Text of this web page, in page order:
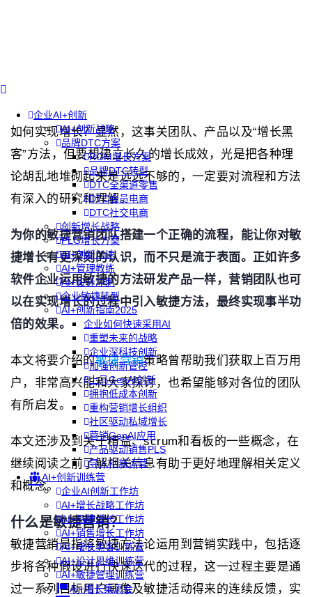
企业AI+创新
AI+创新战略
品牌DTC方案
RGM增长方案
品牌DTC转型
DTC全渠道零售
DTC会员电商
DTC社交电商
创新增长战略
PLG增长方案
AI+创新加速
AI+管理教练
AI+设计冲刺
企业敏捷转型
AI+创新指南2025
企业如何快速采用AI
重塑未来的战略
企业深科技创新
加强创新管控
上马GenAI创新
拥抱低成本创新
重构营销增长组织
社区驱动私域增长
营销GenAI应用
产品驱动销售PLS
导入创新运营
AI+创新训练营
企业AI创新工作坊
AI+增长战略工作坊
AI+品牌增长工作坊
AI+销售增长工作坊
AI+增长黑客训练营
AI+设计思维训练营
AI+敏捷管理训练营
AI+增长集思会
如何实现增长？显然，这事关团队、产品以及“增长黑
客”方法，但要想建立长久的增长成效，光是把各种理
论胡乱地堆砌起来是远远不够的，一定要对流程和方法
有深入的研究和理解。
为你的敏捷营销团队搭建一个正确的流程，能让你对敏
捷增长有更深刻的认识，而不只是流于表面。正如许多
软件企业运用敏捷的方法研发产品一样，营销团队也可
以在实现增长的过程中引入敏捷方法，最终实现事半功
倍的效果。
本文将要介绍的敏捷营销策略曾帮助我们获取上百万用
户，非常高兴能和大家探讨，也希望能够对各位的团队
有所启发。
本文还涉及到关于精益、scrum和看板的一些概念，在
继续阅读之前了解相关信息有助于更好地理解相关定义
和概念。
什么是敏捷营销？
敏捷营销是指将敏捷方法论运用到营销实践中，包括逐
步将各种假设进行快速迭代的过程，这一过程主要是通
过一系列目标用户画像及敏捷活动得来的连续反馈，实